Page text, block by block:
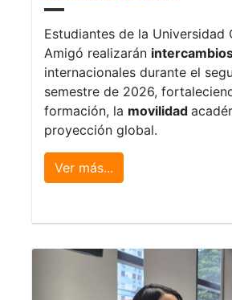
Estudiantes de la Universidad
Amigó realizarán
internacionales durante el
semestre de 2026,
formación, la movilidad
proyección global.
Ver más...